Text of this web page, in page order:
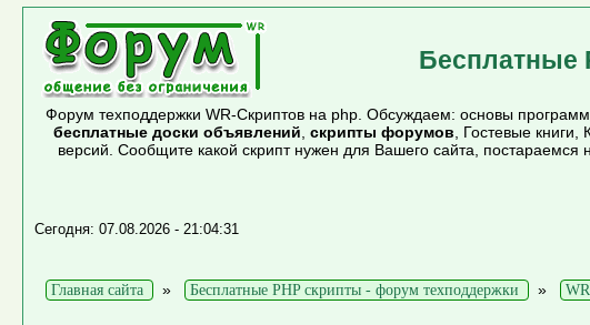
Бесплатные
Форум техподдержки WR-Скриптов на php. Обсуждаем: основы
бесплатные доски объявлений скрипты форумов , Гостевые книги,
версий. Сообщите какой скрипт нужен для Вашего сайта,
Сегодня: 07.08.2026 - 21:04:31
Главная сайта » Бесплатные PHP скрипты - форум техподдержки »